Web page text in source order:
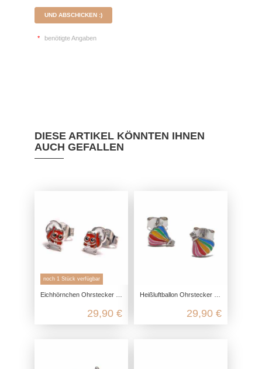
UND ABSCHICKEN :)
* benötigte Angaben
DIESE ARTIKEL KÖNNTEN IHNEN
AUCH GEFALLEN
noch 1 Stück verfügbar
Eichhörnchen Ohrstecker 925 Sterling Silber, Wald Natur Kinder Schmuck, süß Kinderschmuck Silber, Ohrringe kawaii
29,90 €
Heißluftballon Ohrstecker aus 925 Sterling Silber
29,90 €